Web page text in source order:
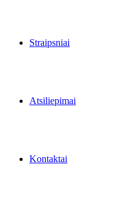
Straipsniai
Atsiliepimai
Kontaktai